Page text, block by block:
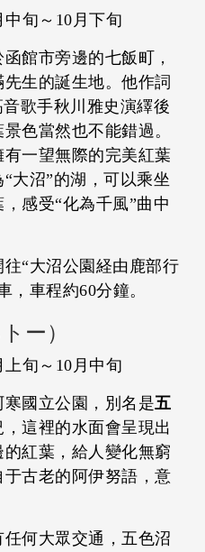
旬～10月下旬
函館市旁邊的七飯町，
生的誕生地。他作詞
歌手秋川雅史演繹後
色當然也不能錯過。
一望無際的完美紅葉
大沼”的湖，可以乘坐
感受“化為千風”曲中
“大沼公園経由鹿部行
，車程約60分鐘。
ー）
旬～10月中旬
國立公園，別名是五
，這裡的水面會呈現出
紅葉，給人變化無窮
古老的阿伊努語，意
何大眾交通，五色沼